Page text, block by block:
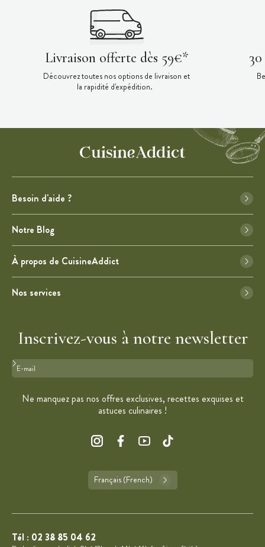
Livraison offerte dès 59€*
Découvrez toutes nos options de livraison et
la rapidité d'expédition.
Besoin d'aide ?
Notre Blog
À propos de CuisineAddict
Nos services
Inscrivez-vous à notre newsletter
Format : adresse@email.com
Ne manquez pas nos offres exclusives, recettes exquises et
astuces culinaires !
Français (French)
Tél : 02 38 85 04 62